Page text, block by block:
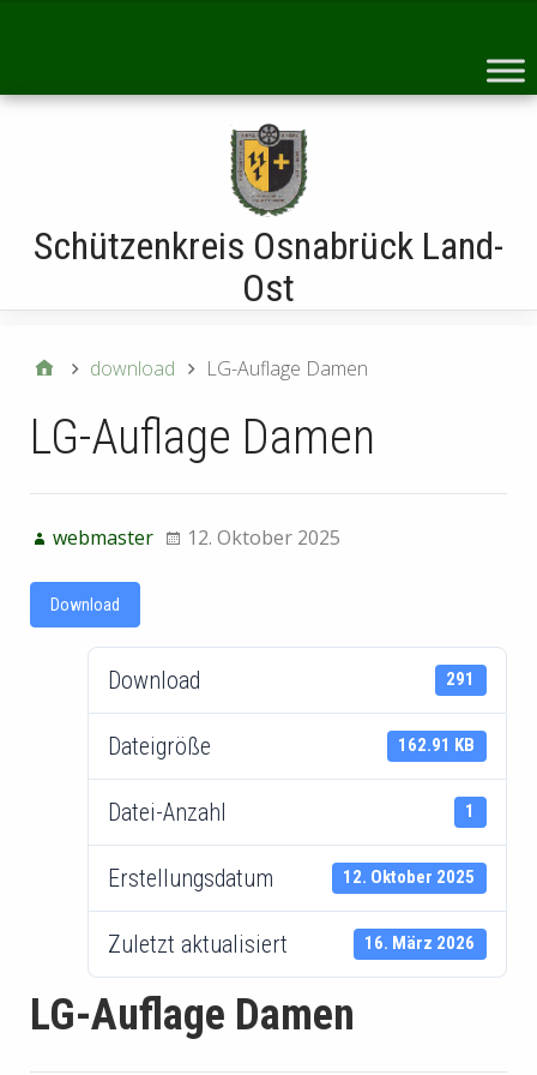
Schützenkreis Osnabrück Land-
Ost
download LG-Auflage Damen
LG-Auflage Damen
webmaster 12. Oktober 2025
Download
Download 291
Dateigröße 162.91 KB
Datei-Anzahl 1
Erstellungsdatum 12. Oktober 2025
Zuletzt aktualisiert 16. März 2026
LG-Auflage Damen